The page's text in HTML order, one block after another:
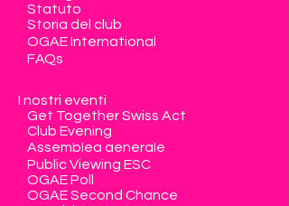
Statuto
Storia del club
OGAE International
FAQs
I nostri eventi
Get Together Swiss Act
Club Evening
Assemblea generale
Public Viewing ESC
OGAE Poll
OGAE Second Chance